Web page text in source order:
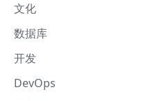
文化
数据库
开发
DevOps